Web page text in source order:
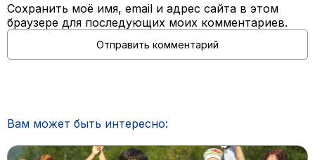
Сохранить моё имя, email и адрес сайта в этом
браузере для последующих моих комментариев.
Вам может быть интересно: